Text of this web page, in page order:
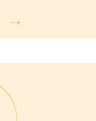
→